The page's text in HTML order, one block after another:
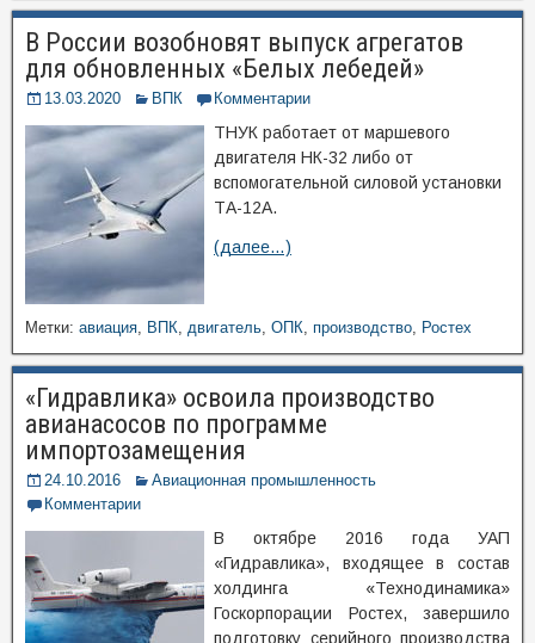
В России возобновят выпуск агрегатов
для обновленных «Белых лебедей»
13.03.2020 ВПК Комментарии
ТНУК работает от маршевого
двигателя НК-32 либо от
вспомогательной силовой установки
ТА-12А.
(далее…)
Метки: авиация, ВПК, двигатель, ОПК, производство, Ростех
«Гидравлика» освоила производство
авианасосов по программе
импортозамещения
24.10.2016
Авиационная промышленность
Комментарии
В октябре 2016 года УАП
«Гидравлика», входящее в состав
холдинга «Технодинамика»
Госкорпорации Ростех, завершило
подготовку серийного производства